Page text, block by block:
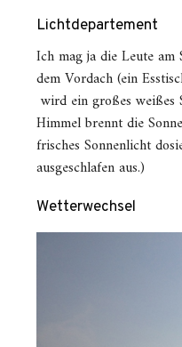
Lichtdepartement
Ich mag ja die Leute
dem Vordach (ein
wird ein großes weißes
Himmel brennt die
frisches Sonnenlicht
ausgeschlafen aus.)
Wetterwechsel